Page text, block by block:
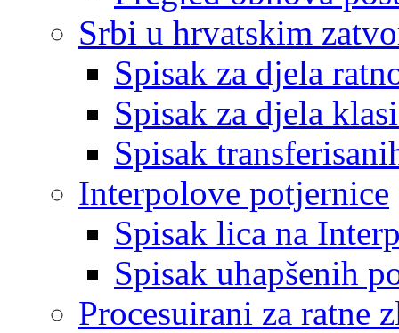
Srbi u hrvatskim
Spisak za djela
Spisak za djela
Spisak
Interpolove potjernice
Spisak lica na
Spisak uhapšenih
Procesuirani za ratne